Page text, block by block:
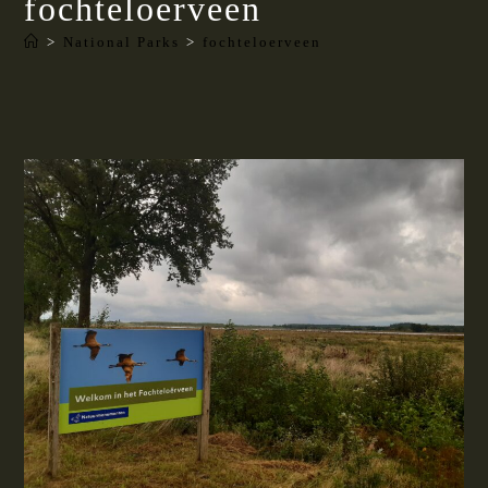
fochteloerveen
> National Parks > fochteloerveen